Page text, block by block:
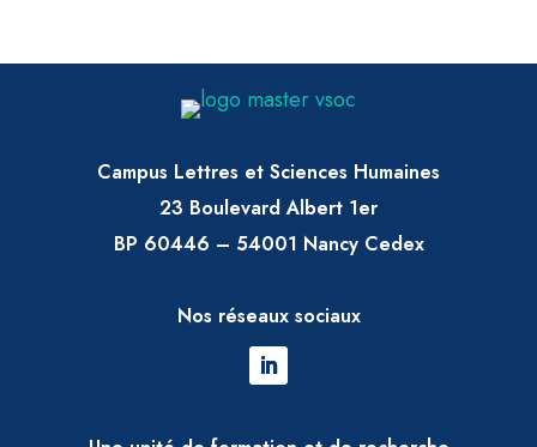
Campus Lettres et Sciences Humaines
23 Boulevard Albert 1er
BP 60446 – 54001 Nancy Cedex
Nos réseaux sociaux